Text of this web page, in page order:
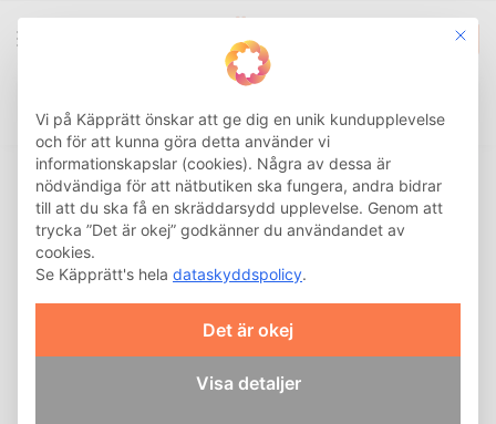
0
AIDAPT
KVALITATIVA HJÄLPMEDEL FÖR
SJÄLVSTÄNDIGT LIV
Omfattande hjälpmedelslösningar från Aidapt har sedan
till ett mer självständigt och värdigt liv. Detta brittiska
företag har vuxit till att bli en av de största tillverkarna och
leverantörerna av mobilitetshjälpmedel i Storbritannien med
ett brett sortiment produkter som förenklar vardagen. Med
This
Vi på Käpprätt önskar att ge dig en unik kundupplevelse
och för att kunna göra detta använder vi
informationskapslar (cookies). Några av dessa är
nödvändiga för att nätbutiken ska fungera, andra bidrar
till att du ska få en skräddarsydd upplevelse. Genom att
trycka ”Det är okej” godkänner du användandet av
cookies.
Se Käpprätt's hela dataskyddspolicy.
Det är okej
Visa detaljer